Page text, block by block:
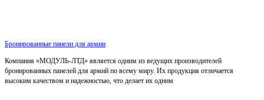
Бронированные панели для армии
Компания «МОДУЛЬ-ЛТД» является одним из ведущих производителей
бронированных панелей для армий по всему миру. Их продукция отличается
высоким качеством и надежностью, что делает их одним